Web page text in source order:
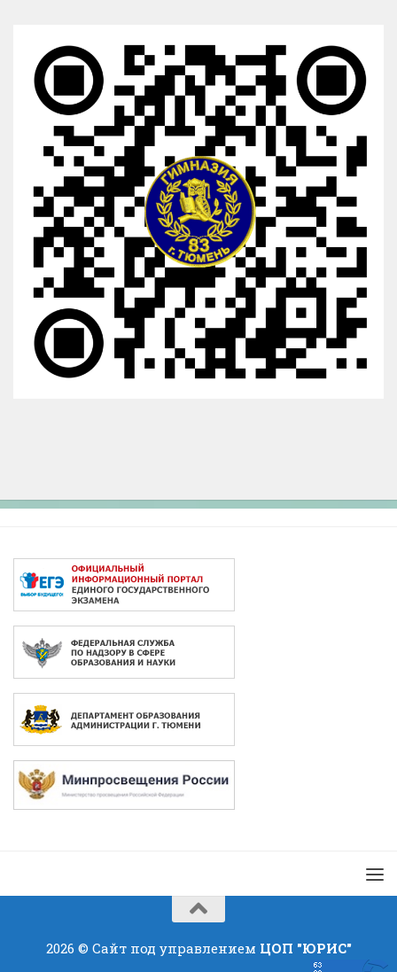
2026 © Сайт под управлением ЦОП "ЮРИС"